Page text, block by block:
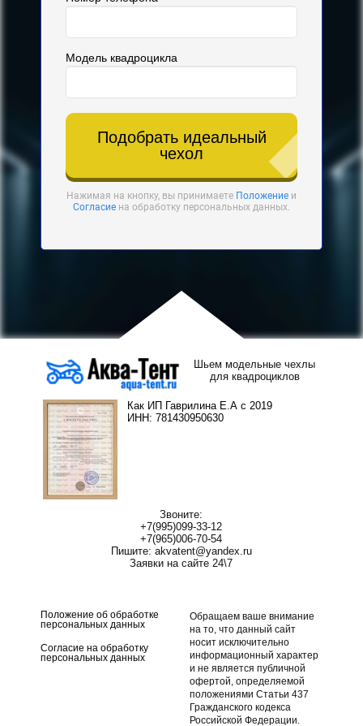
Модель квадроцикла
Подобрать идеальный
чехол
Нажимая на кнопку, вы принимаете Положение и
Согласие на обработку персональных данных.
Шьем модельные чехлы
для квадроциклов
Как ИП Гаврилина Е.А с 2019
ИНН: 781430950630
Звоните:
+7(995)099-33-12
+7(965)006-70-54
Пишите: akvatent@yandex.ru
Заявки на сайте 24\7
Положение об обработке
персональных данных
Согласие на обработку
персональных данных
Обращаем ваше внимание
на то, что данный сайт
носит исключительно
информационный характер
и не является публичной
офертой, определяемой
положениями Статьи 437
Гражданского кодекса
Российской Федерации.